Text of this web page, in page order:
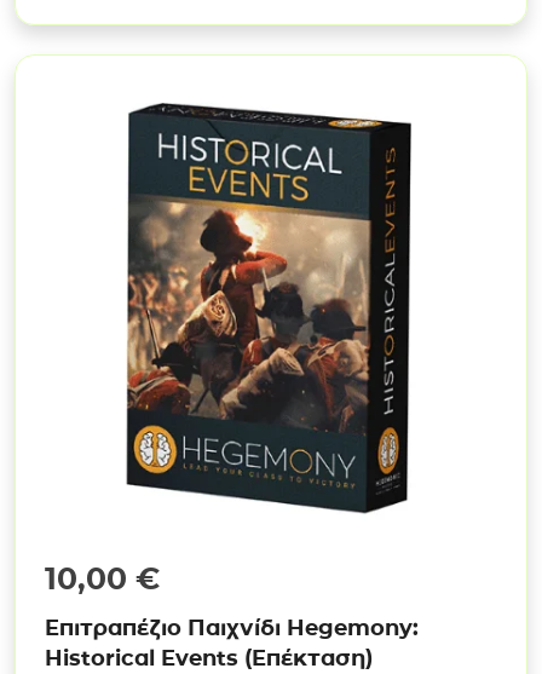
10,00 €
Επιτραπέζιο Παιχνίδι Hegemony:
Historical Events (Επέκταση)